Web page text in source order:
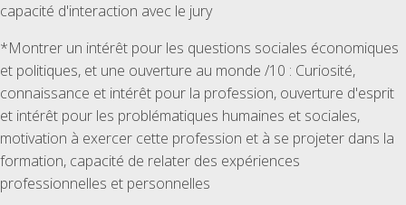
capacité d'interaction avec le jury
*Montrer un intérêt pour les questions sociales économiques
et politiques, et une ouverture au monde /10 : Curiosité,
connaissance et intérêt pour la profession, ouverture d'esprit
et intérêt pour les problématiques humaines et sociales,
motivation à exercer cette profession et à se projeter dans la
formation, capacité de relater des expériences
professionnelles et personnelles